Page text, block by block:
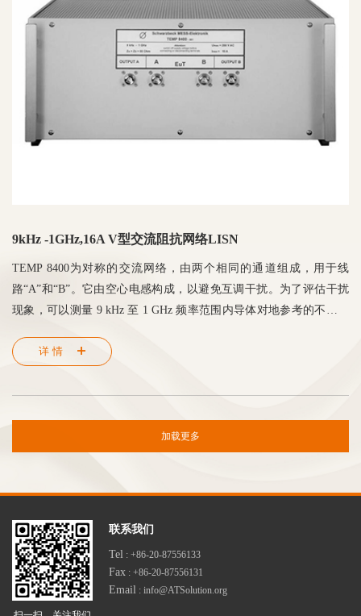
9kHz -1GHz,16A V型交流阻抗网络LISN
TEMP 8400为对称的交流网络，由两个相同的通道组成，用于线
路“A”和“B”。它由空心电感构成，以避免互调干扰。为了评估干扰
现象，可以测量 9 kHz 至 1 GHz 频率范围内导体对地参考的不对称
器输入的低频干扰。
详情
加载更多
联系我们
Tel : +86-20-87556133
Fax : +86-20-87556131
Email : info@ATSolution.org